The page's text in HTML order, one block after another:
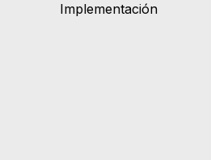
Implementación